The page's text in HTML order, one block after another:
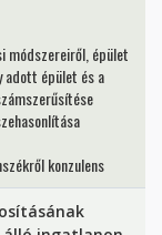
módszereiről, épület
adott épület és a
konzulens